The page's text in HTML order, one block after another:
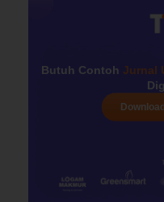
Butuh Contoh Jurnal